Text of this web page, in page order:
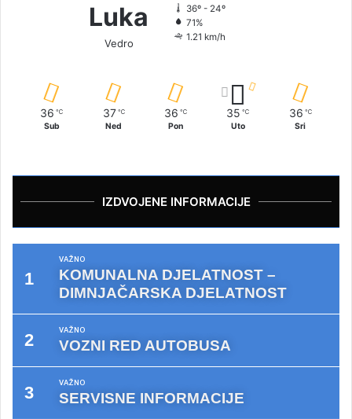
Luka
Vedro
36º - 24º
71%
1.21 km/h
36 ℃
Sub
37 ℃
Ned
36 ℃
Pon
35 ℃
Uto
36 ℃
Sri
IZDVOJENE INFORMACIJE
VAŽNO
KOMUNALNA DJELATNOST –
DIMNJAČARSKA DJELATNOST
VAŽNO
VOZNI RED AUTOBUSA
VAŽNO
SERVISNE INFORMACIJE